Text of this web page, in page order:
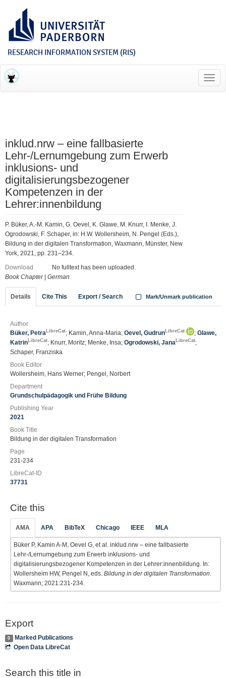
RESEARCH INFORMATION SYSTEM (RIS)
inklud.nrw – eine fallbasierte
Lehr-/Lernumgebung zum Erwerb
inklusions- und
digitalisierungsbezogener
Kompetenzen in der
Lehrer:innenbildung
P. Büker, A.-M. Kamin, G. Oevel, K. Glawe, M. Knurr, I. Menke, J.
Ogrodowski, F. Schaper, in: H.W. Wollersheim, N. Pengel (Eds.),
Bildung in der digitalen Transformation, Waxmann, Münster, New
York, 2021, pp. 231–234.
Download
No fulltext has been uploaded.
Book Chapter| German
Details Cite This Export / Search Mark/Unmark publication
Author
Büker, Petra LibreCat; Kamin, Anna-Maria; Oevel, Gudrun LibreCat ; Glawe,
Katrin LibreCat; Knurr, Moritz; Menke, Insa; Ogrodowski, Jana LibreCat;
Schaper, Franziska
Book Editor
Wollersheim, Hans Werner; Pengel, Norbert
Department
Grundschulpädagogik und Frühe Bildung
Publishing Year
2021
Book Title
Bildung in der digitalen Transformation
Page
231-234
LibreCat-ID
37731
Cite this
AMA APA BibTeX Chicago IEEE MLA
Büker P, Kamin A-M, Oevel G, et al. inklud.nrw – eine fallbasierte
Lehr-/Lernumgebung zum Erwerb inklusions- und
digitalisierungsbezogener Kompetenzen in der Lehrer:innenbildung. In:
Wollersheim HW, Pengel N, eds. Bildung in der digitalen Transformation
Waxmann; 2021:231-234.
Export
0
Marked Publications
Open Data LibreCat
Search this title in